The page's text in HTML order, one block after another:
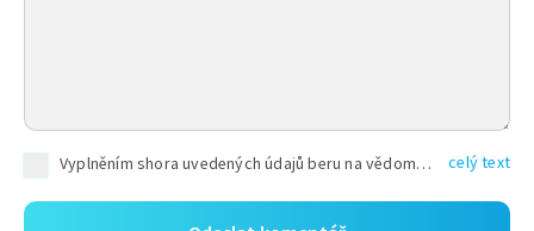
Vyplněním shora uvedených údajů beru na vědomí, že společnost TEXT FACTORY s.r.o., sídlem Brno, Durďákova 336/29, Černá Pole, PSČ: 613 00, IČ: 06157831, zapsané u Krajského soudu v Brně, oddíl C, vložka 100399, bude zpracovávat mé osobní údaje uvedené v rámci mnou vyplněného registračního formuláře na základě oprávněných zájmů TEXT FACTORY s.r.o. dle čl. 6 odst. 1 písm. f) GDPR a pro splnění právních povinností (čl. 6 odst. 1 písm. c) GDPR), a to pro tyto účely: nezbytnost zajistit oprávnění návštěvníka webových stránek provozovaných společností TEXT FACTORY s.r.o. přispívat aktivně ke zveřejněným článkům nebo v rámci diskusních fór a výkon práv TEXT FACTORY s.r.o. jako administrátora těchto diskusních fór. Více informací o zpracování osobních údajů a právech lze nalézt v celý text